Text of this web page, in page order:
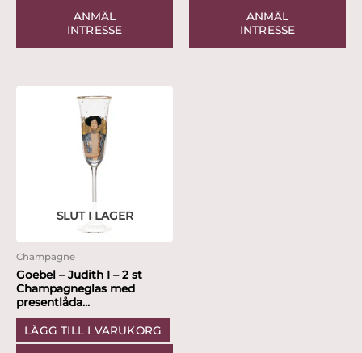
ANMÄL
INTRESSE
ANMÄL
INTRESSE
SLUT I LAGER
Champagne
Goebel – Judith I – 2 st
Champagneglas med
presentlåda...
LÄGG TILL I VARUKORG